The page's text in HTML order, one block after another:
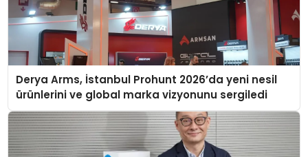
Derya Arms, İstanbul Prohunt 2026’da yeni nesil
ürünlerini ve global marka vizyonunu sergiledi